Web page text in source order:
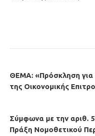
ΘΕΜΑ: «Πρόσκληση για
της Οικονομικής
Σύμφωνα με την αριθ.
Πράξη Νομοθετικού